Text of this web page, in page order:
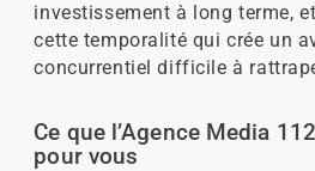
investissement à long terme,
cette temporalité qui crée un
concurrentiel difficile à
Ce que l’Agence Media
pour vous